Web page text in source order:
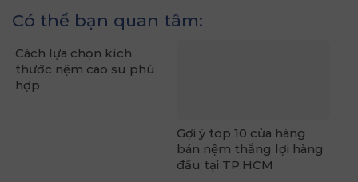
Có thể bạn quan tâm:
Cách lựa chọn kích
thước nệm cao su phù
hợp
Gợi ý top 10 cửa hàng
bán nệm thắng lợi hàng
đầu tại TP.HCM